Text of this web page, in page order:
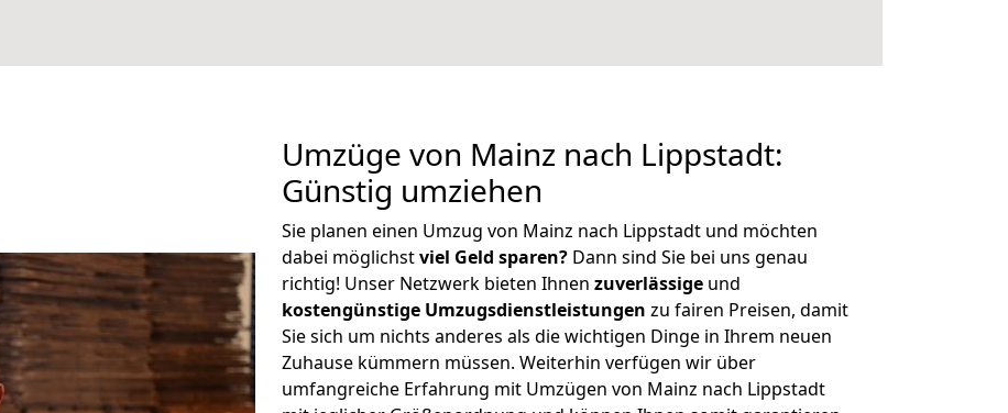
Umzüge von Mainz nach Lippstadt:
Günstig umziehen
Sie planen einen Umzug von Mainz nach Lippstadt und möchten
dabei möglichstviel Geld sparen? Dann sind Sie bei uns genau
richtig! Unser Netzwerk bieten Ihnen zuverlässige und
kostengünstige Umzugsdienstleistungen zu fairen Preisen, damit
Sie sich um nichts anderes als die wichtigen Dinge in Ihrem neuen
Zuhause kümmern müssen. Weiterhin verfügen wir über
umfangreiche Erfahrung mit Umzügen von Mainz nach Lippstadt